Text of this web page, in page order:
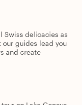
Swiss delicacies as
our guides lead you
and create